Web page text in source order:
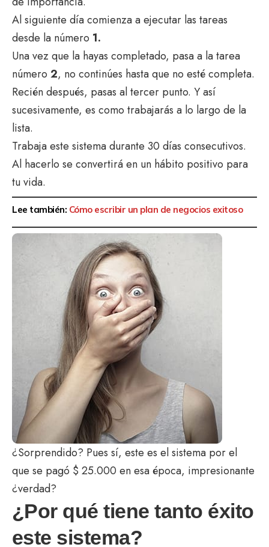
Al siguiente día comienza a ejecutar las tareas
desde la número 1.
Una vez que la hayas completado, pasa a la tarea
número 2, no continúes hasta que no esté completa.
Recién después, pasas al tercer punto. Y así
sucesivamente, es como trabajarás a lo largo de la
lista.
Trabaja este sistema durante 30 días consecutivos.
Al hacerlo se convertirá en un hábito positivo para
tu vida.
Lee también: Cómo escribir un plan de negocios exitoso
¿Sorprendido? Pues sí, este es el sistema por el
que se pagó $ 25.000 en esa época, impresionante
¿verdad?
¿Por qué tiene tanto éxito
este sistema?